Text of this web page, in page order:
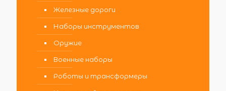
Железные дороги
Наборы инструментов
Оружие
Военные наборы
Роботы и трансформеры